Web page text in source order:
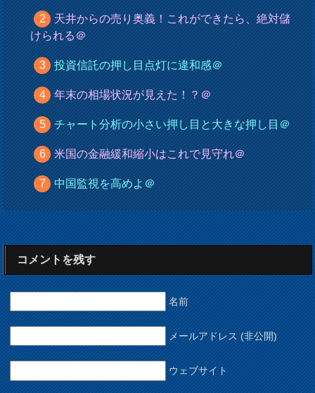
天井からの売り奥義！これができたら、絶対儲
けられる＠
投資信託の押し目点灯に違和感＠
年末の相場状況が見えた！？＠
チャート分析の小さい押し目と大きな押し目＠
米国の金融緩和縮小はこれで見守れ＠
中国監視を高めよ＠
コメントを残す
名前
メールアドレス (非公開)
ウェブサイト